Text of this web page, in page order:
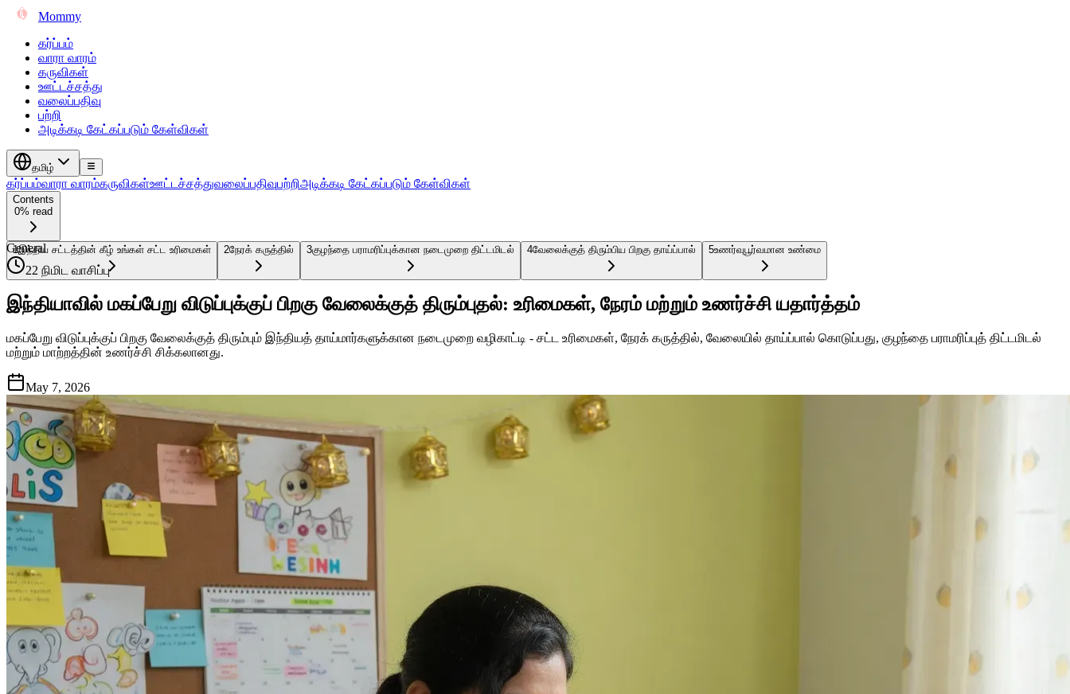
Mommy
கர்ப்பம்
வாரா வாரம்
கருவிகள்
ஊட்டச்சத்து
வலைப்பதிவு
பற்றி
அடிக்கடி கேட்கப்படும் கேள்விகள்
தமிழ்
கர்ப்பம்வாரா வாரம்கருவிகள்ஊட்டச்சத்துவலைப்பதிவுபற்றிஅடிக்கடி கேட்கப்படும் கேள்விகள்
Contents
0% read
1இந்திய சட்டத்தின் கீழ் உங்கள் சட்ட உரிமைகள் 2நேரக் கருத்தில் 3குழந்தை பராமரிப்புக்கான நடைமுறை திட்டமிடல் 4வேலைக்குத் திரும்பிய பிறகு தாய்ப்பால் 5உணர்வுபூர்வமான உண்மை
General
22 நிமிட வாசிப்பு
இந்தியாவில் மகப்பேறு விடுப்புக்குப் பிறகு வேலைக்குத் திரும்புதல்: உரிமைகள், நேரம் மற்றும் உணர்ச்சி யதார்த்தம்
மகப்பேறு விடுப்புக்குப் பிறகு வேலைக்குத் திரும்பும் இந்தியத் தாய்மார்களுக்கான நடைமுறை வழிகாட்டி - சட்ட உரிமைகள், நேரக் கருத்தில், வேலையில் தாய்ப்பால் கொடுப்பது, குழந்தை பராமரிப்புத் திட்டமிடல்
மற்றும் மாற்றத்தின் உணர்ச்சி சிக்கலானது.
May 7, 2026